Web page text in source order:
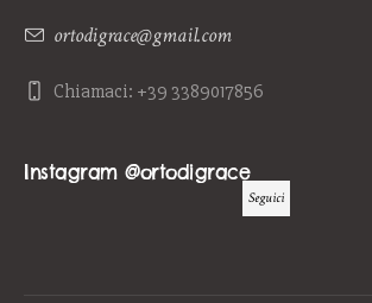
ortodigrace@gmail.com
Chiamaci: +39 3389017856
Instagram @ortodigrace
Seguici